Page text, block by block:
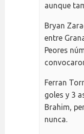
aunque
Bryan
entre
Peores
Ferran
goles y 3
Brahim,
nunca.